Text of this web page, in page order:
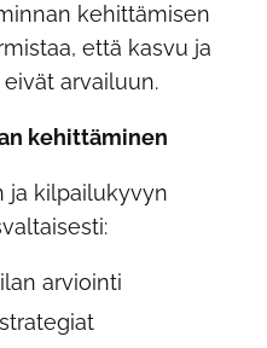
kehittämisen
että kasvu ja
arvailuun.
kehittäminen
ja kilpailukyvyn
arviointi